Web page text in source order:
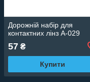
Дорожній набір для
контактних лінз A-029
57 ₴
Купити